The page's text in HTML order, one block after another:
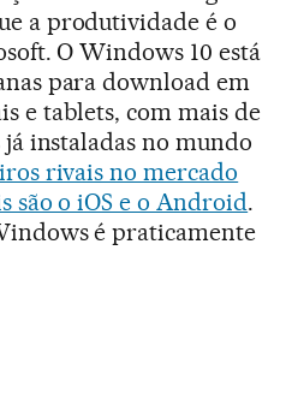
a produtividade é o
O Windows 10 está
para download em
e tablets, com mais de
já instaladas no mundo
rivais no mercado
são o iOS e o Android.
é praticamente